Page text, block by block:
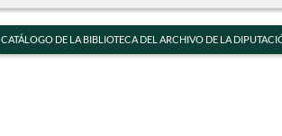
CATÁLOGO DE LA BIBLIOTECA DEL ARCHIVO DE LA